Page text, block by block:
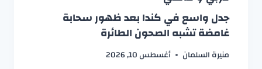
جدل واسع في كندا بعد ظهور سحابة
غامضة تشبه الصحون الطائرة
منيرة السلمان أغسطس 10, 2026